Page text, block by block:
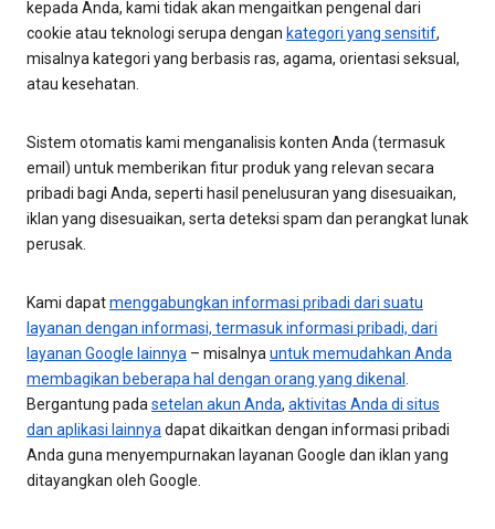
kepada Anda, kami tidak akan mengaitkan pengenal dari
cookie atau teknologi serupa dengan kategori yang sensitif,
misalnya kategori yang berbasis ras, agama, orientasi seksual,
atau kesehatan.
Sistem otomatis kami menganalisis konten Anda (termasuk
email) untuk memberikan fitur produk yang relevan secara
pribadi bagi Anda, seperti hasil penelusuran yang disesuaikan,
iklan yang disesuaikan, serta deteksi spam dan perangkat lunak
perusak.
Kami dapatmenggabungkan informasi pribadi dari suatu
layanan dengan informasi, termasuk informasi pribadi, dari
layanan Google lainnya – misalnyauntuk memudahkan Anda
membagikan beberapa hal dengan orang yang dikenal.
Bergantung padasetelan akun Anda, aktivitas Anda di situs
dan aplikasi lainnyadapat dikaitkan dengan informasi pribadi
Anda guna menyempurnakan layanan Google dan iklan yang
ditayangkan oleh Google.